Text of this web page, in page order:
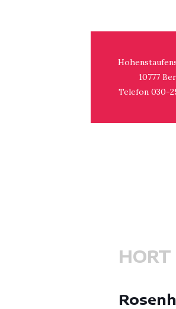
10777
Telefon 030-